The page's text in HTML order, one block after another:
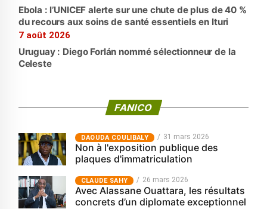
Ebola : l’UNICEF alerte sur une chute de plus de 40 %
du recours aux soins de santé essentiels en Ituri
7 août 2026
Uruguay : Diego Forlán nommé sélectionneur de la
Celeste
FANICO
‎DAOUDA COULIBALY 31 mars 2026
Non à l'exposition publique des
plaques d'immatriculation
CLAUDE SAHY 26 mars 2026
Avec Alassane Ouattara, les résultats
concrets d’un diplomate exceptionnel